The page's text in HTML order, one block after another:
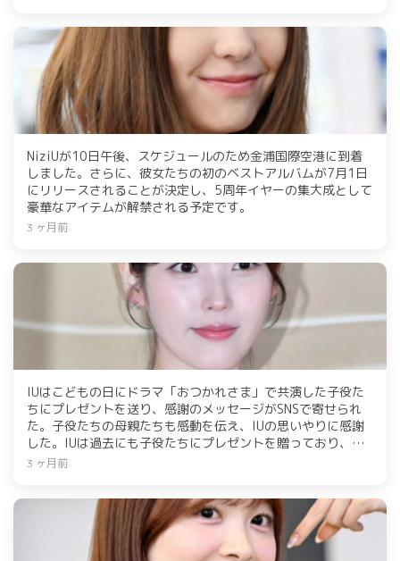
NiziUが10日午後、スケジュールのため金浦国際空港に到着
しました。さらに、彼女たちの初のベストアルバムが7月1日
にリリースされることが決定し、5周年イヤーの集大成として
豪華なアイテムが解禁される予定です。
3 ヶ月前
IUはこどもの日にドラマ「おつかれさま」で共演した子役た
ちにプレゼントを送り、感謝のメッセージがSNSで寄せられ
た。子役たちの母親たちも感動を伝え、IUの思いやりに感謝
した。IUは過去にも子役たちにプレゼントを贈っており、今
年は児童福祉団体に寄付も行った。
3 ヶ月前